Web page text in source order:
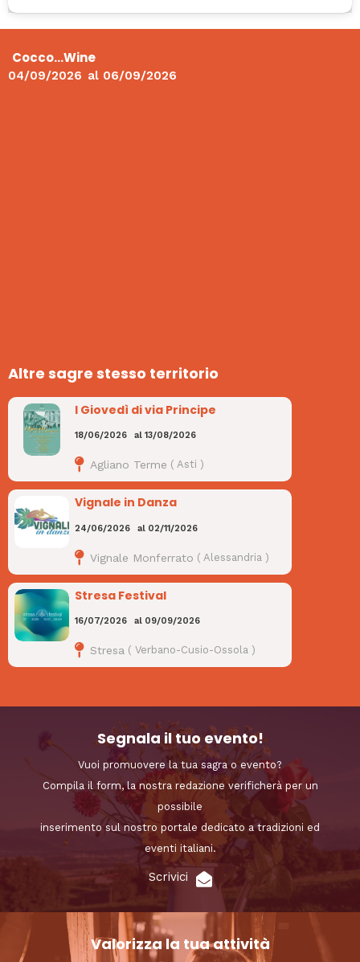
Cocco…Wine
04/09/2026 al 06/09/2026
Altre sagre stesso territorio
I Giovedì di via Principe
18/06/2026 al 13/08/2026
Agliano Terme ( Asti )
Vignale in Danza
24/06/2026 al 02/11/2026
Vignale Monferrato ( Alessandria )
Stresa Festival
16/07/2026 al 09/09/2026
Stresa ( Verbano-Cusio-Ossola)
Segnala il tuo evento!
Vuoi promuovere la tua sagra o evento?
Compila il form, la nostra redazione verificherà per un
possibile
inserimento sul nostro portale dedicato a tradizioni ed
eventi italiani.
Scrivici
Valorizza la tua attività